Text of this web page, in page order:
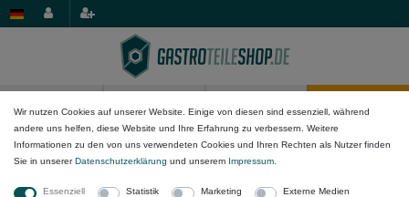
Wasser-Komponenten Armaturen & Geschirrbrausen
Wir nutzen Cookies auf unserer Website. Einige von diesen sind essenziell, während
andere uns helfen, diese Website und Ihre Erfahrung zu verbessern. Weitere
Informationen zu den von uns verwendeten Cookies und Ihren Rechten als Nutzer finden
Sie in unsererDaten­schutz­erklärung und unserem Impressum
Essenziell Statistik Marketing
Externe Medien